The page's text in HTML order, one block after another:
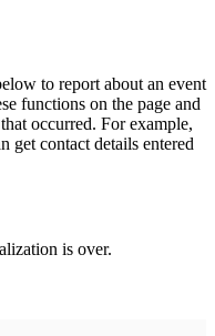
to report about an event
functions on the page and
occurred. For example,
get contact details entered
is over.